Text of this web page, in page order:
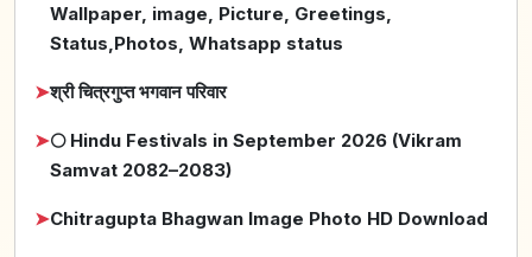
Wallpaper, image, Picture, Greetings,
Status,Photos, Whatsapp status
➤श्री चित्रगुप्त भगवान परिवार
➤🌕 Hindu Festivals in September 2026 (Vikram
Samvat 2082–2083)
➤Chitragupta Bhagwan Image Photo HD Download